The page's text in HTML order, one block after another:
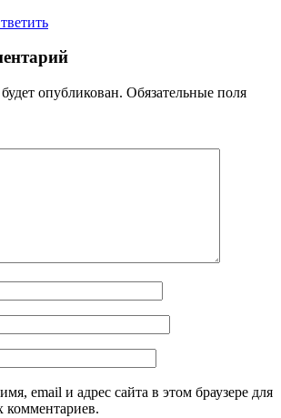
опубликован. Обязательные поля
email и адрес сайта в этом браузере для